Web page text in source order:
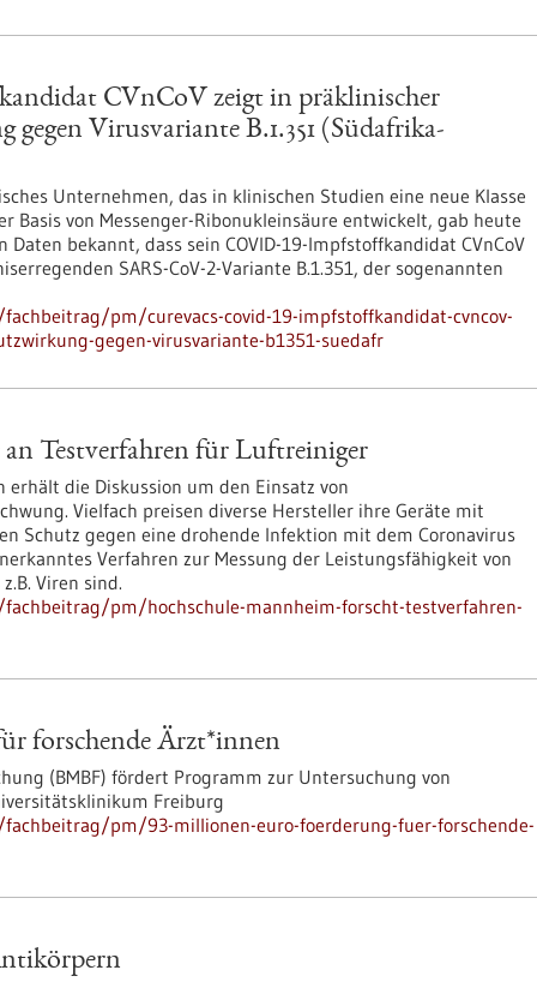
CVnCoV zeigt in präklinischer
Virusvariante B.1.351 (Südafrika-
Unternehmen, das in klinischen Studien eine neue Klasse
Basis von Messenger-Ribonukleinsäure entwickelt, gab heute
bekannt, dass sein COVID-19-Impfstoffkandidat CVnCoV
SARS-CoV-2-Variante B.1.351, der sogenannten
pm/curevacs-covid-19-impfstoffkandidat-cvncov-
gegen-virusvariante-b1351-suedafr
Testverfahren für Luftreiniger
die Diskussion um den Einsatz von
Vielfach preisen diverse Hersteller ihre Geräte mit
Schutz gegen eine drohende Infektion mit dem Coronavirus
Verfahren zur Messung der Leistungsfähigkeit von
Viren sind.
pm/hochschule-mannheim-forscht-testverfahren-
forschende Ärzt*innen
(BMBF) fördert Programm zur Untersuchung von
Freiburg
pm/93-millionen-euro-foerderung-fuer-forschende-